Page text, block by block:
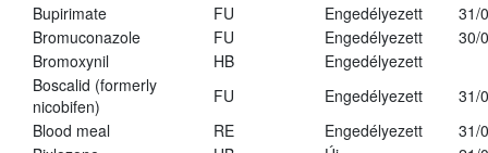
Bupirimate
FU Engedélyezett
31/
Bromuconazole
FU Engedélyezett
30/
Bromoxynil
HB
Engedélyezett
Boscalid (formerly
nicobifen)
FU Engedélyezett
31/
Blood meal
RE Engedélyezett
31/